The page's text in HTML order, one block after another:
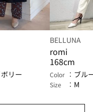
リー
BELLUNA
romi
168cm
Color ブル
Size M